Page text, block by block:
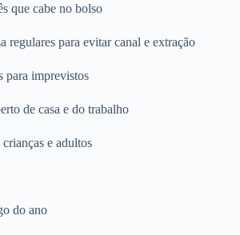
que cabe no bolso
regulares para evitar canal e extração
para imprevistos
de casa e do trabalho
e adultos
do ano